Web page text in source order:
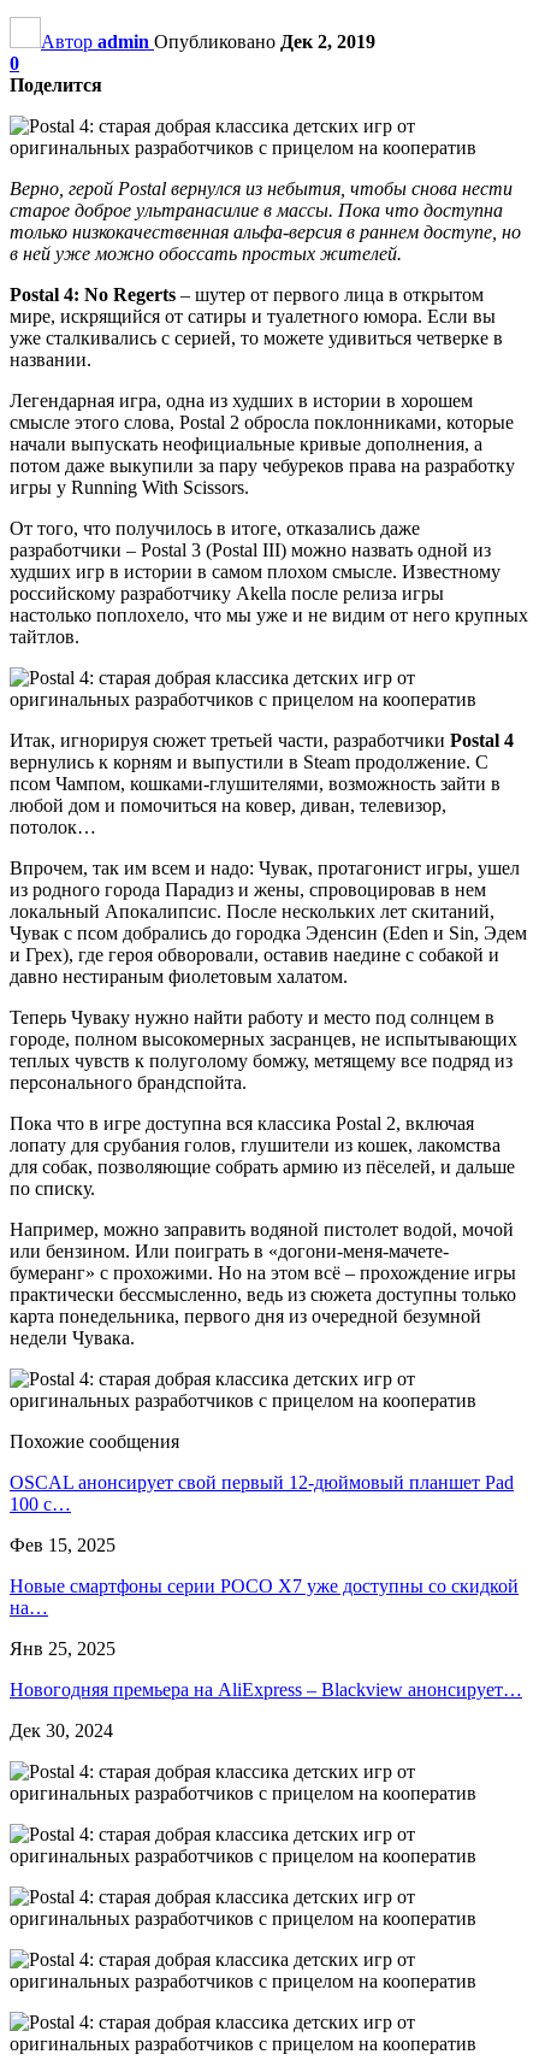
Автор admin Опубликовано Дек 2, 2019
0
Поделится
Верно, герой Postal вернулся из небытия, чтобы снова нести
старое доброе ультранасилие в массы. Пока что доступна
только низкокачественная альфа-версия в раннем доступе, но
в ней уже можно обоссать простых жителей.
Postal 4: No Regerts – шутер от первого лица в открытом
мире, искрящийся от сатиры и туалетного юмора. Если вы
уже сталкивались с серией, то можете удивиться четверке в
названии.
Легендарная игра, одна из худших в истории в хорошем
смысле этого слова, Postal 2 обросла поклонниками, которые
начали выпускать неофициальные кривые дополнения, а
потом даже выкупили за пару чебуреков права на разработку
игры у Running With Scissors.
От того, что получилось в итоге, отказались даже
разработчики – Postal 3 (Postal III) можно назвать одной из
худших игр в истории в самом плохом смысле. Известному
российскому разработчику Akella после релиза игры
настолько поплохело, что мы уже и не видим от него крупных
тайтлов.
Итак, игнорируя сюжет третьей части, разработчики Postal 4
вернулись к корням и выпустили в Steam продолжение. С
псом Чампом, кошками-глушителями, возможность зайти в
любой дом и помочиться на ковер, диван, телевизор,
потолок…
Впрочем, так им всем и надо: Чувак, протагонист игры, ушел
из родного города Парадиз и жены, спровоцировав в нем
локальный Апокалипсис. После нескольких лет скитаний,
Чувак с псом добрались до городка Эденсин (Eden и Sin, Эдем
и Грех), где героя обворовали, оставив наедине с собакой и
давно нестираным фиолетовым халатом.
Теперь Чуваку нужно найти работу и место под солнцем в
городе, полном высокомерных засранцев, не испытывающих
теплых чувств к полуголому бомжу, метящему все подряд из
персонального брандспойта.
Пока что в игре доступна вся классика Postal 2, включая
лопату для срубания голов, глушители из кошек, лакомства
для собак, позволяющие собрать армию из пёселей, и дальше
по списку.
Например, можно заправить водяной пистолет водой, мочой
или бензином. Или поиграть в «догони-меня-мачете-
бумеранг» с прохожими. Но на этом всё – прохождение игры
практически бессмысленно, ведь из сюжета доступны только
карта понедельника, первого дня из очередной безумной
недели Чувака.
Похожие сообщения
OSCAL анонсирует свой первый 12-дюймовый планшет Pad
100 с…
Фев 15, 2025
Новые смартфоны серии POCO X7 уже доступны со скидкой
на…
Янв 25, 2025
Новогодняя премьера на AliExpress – Blackview анонсирует…
Дек 30, 2024